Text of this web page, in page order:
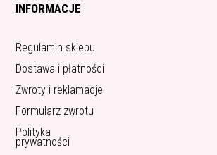
INFORMACJE
Regulamin sklepu
Dostawa i płatności
Zwroty i reklamacje
Formularz zwrotu
Polityka
prywatności